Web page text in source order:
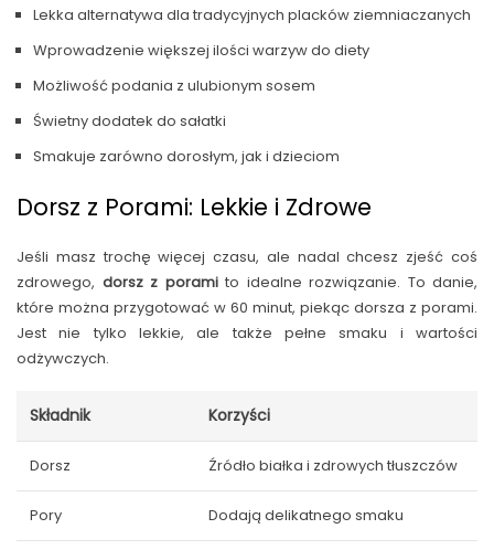
Lekka alternatywa dla tradycyjnych placków ziemniaczanych
Wprowadzenie większej ilości warzyw do diety
Możliwość podania z ulubionym sosem
Świetny dodatek do sałatki
Smakuje zarówno dorosłym, jak i dzieciom
Dorsz z Porami: Lekkie i Zdrowe
Jeśli masz trochę więcej czasu, ale nadal chcesz zjeść coś
zdrowego, dorsz z poramito idealne rozwiązanie. To danie,
które można przygotować w 60 minut, piekąc dorsza z porami.
Jest nie tylko lekkie, ale także pełne smaku i wartości
odżywczych.
Składnik Korzyści
Dorsz Źródło białka i zdrowych tłuszczów
Pory Dodają delikatnego smaku